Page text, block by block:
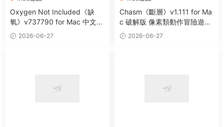
Oxygen Not Included《缺
氧》v737790 for Mac 中文破
解版 太空殖民模拟遊戲
2026-06-27
Chasm《斷層》v1.111 for Ma
c 破解版 像素類動作冒險遊戲
下載2026-06-27